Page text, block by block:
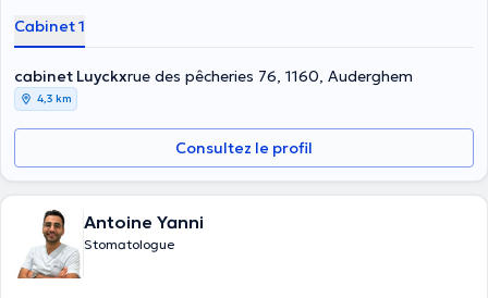
Cabinet 1
cabinet Luyckxrue des pêcheries 76, 1160, Auderghem
4,3 km
Consultez le profil
Antoine Yanni
Stomatologue